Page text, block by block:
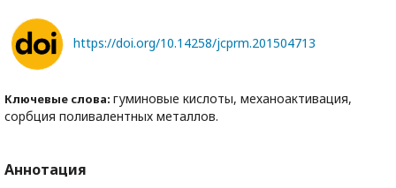
https://doi.org/10.14258/jcprm.201504713
Ключевые слова: гуминовые кислоты, механоактивация,
сорбция поливалентных металлов.
Аннотация